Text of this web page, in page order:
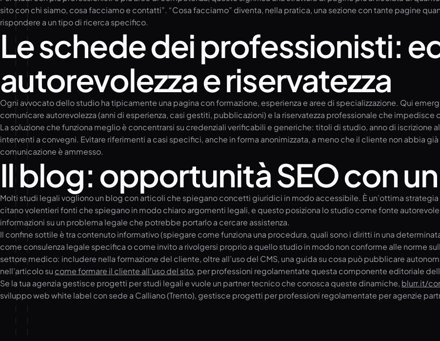
sito con chi siamo, cosa facciamo e contatti”. “Cosa facciamo” diventa, nella pratica, una sezione con tante pagine
rispondere a un tipo di ricerca specifico.
Le schede dei professionisti:
autorevolezza e riservatezza
Ogni avvocato dello studio ha tipicamente una pagina con formazione, esperienza e aree di specializzazione. Qui
comunicare autorevolezza (anni di esperienza, casi gestiti, pubblicazioni) e la riservatezza professionale che impedisce
La soluzione che funziona meglio è concentrarsi su credenziali verificabili e generiche: titoli di studio, anno di iscrizione
interventi a convegni. Evitare riferimenti a casi specifici, anche in forma anonimizzata, a meno che il cliente non abbia
comunicazione è ammesso.
Il blog: opportunità SEO con
Molti studi legali vogliono un blog con articoli che spiegano concetti giuridici in modo accessibile. È un’ottima strategia
citano volentieri fonti che spiegano in modo chiaro argomenti legali, e questo posiziona lo studio come fonte
informazioni su un problema legale che potrebbe portarlo a cercare assistenza.
Il confine sottile è tra contenuto informativo (spiegare come funziona una procedura, quali sono i diritti in una
come consulenza legale specifica o come invito a rivolgersi proprio a quello studio in modo non conforme alle norme
settore medico: includere nella formazione del cliente, oltre all’uso del CMS, una guida su cosa può pubblicare
nell’articolo su come formare il cliente all’uso del sito, per professioni regolamentate questa componente editoriale
Se la tua agenzia gestisce progetti per studi legali e vuole un partner tecnico che conosca queste dinamiche, blurr.it/
sviluppo web white label con sede a Calliano (Trento), gestisce progetti per professioni regolamentate per agenzie